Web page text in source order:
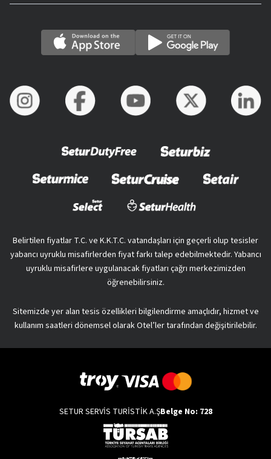
Belirtilen fiyatlar T.C. ve K.K.T.C. vatandaşları için geçerli olup tesisler
yabancı uyruklu misafirlerden fiyat farkı talep edebilmektedir. Yabancı
uyruklu misafirlere uygulanacak fiyatları çağrı merkezimizden
öğrenebilirsiniz.
Sitemizde yer alan tesis özellikleri bilgilendirme amaçlıdır, hizmet ve
kullanım saatleri dönemsel olarak Otel’ler tarafından değişitirilebilir.
SETUR SERVİS TURİSTİK A.ŞBelge No: 728